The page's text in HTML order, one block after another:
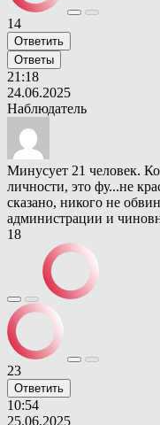
14
Ответить
Ответы
21:18
24.06.2025
Наблюдатель
Минусует 21 человек.
личности, это фу...не
сказано, никого не
администрации и
18
23
Ответить
10:54
25.06.2025